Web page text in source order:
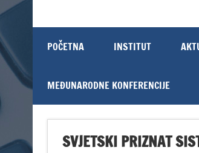
POČETNA INSTITUT
MEĐUNARODNE KONFERENCIJE
SVJETSKI PRIZNAT